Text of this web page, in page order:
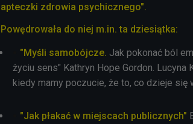
apteczki zdrowia psychicznego".
Powędrowała do niej m.in. ta dziesiątka:
"Myśli samobójcze. Jak pokonać ból
życiu sens" Kathryn Hope Gordon.
kiedy mamy poczucie, że to, co dzieje się
"Jak płakać w miejscach publicznych"